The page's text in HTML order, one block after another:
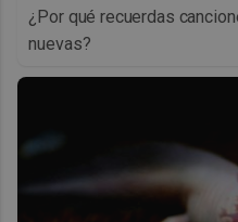
¿Por qué recuerdas
nuevas?